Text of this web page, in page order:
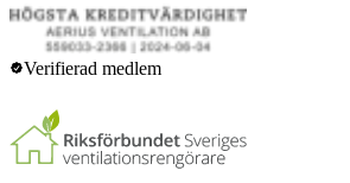
Verifierad medlem